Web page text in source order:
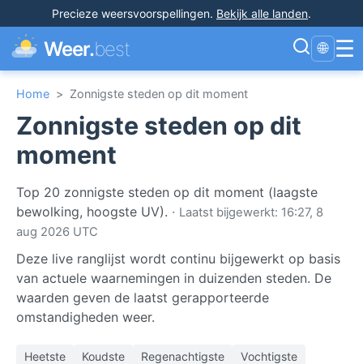
Precieze weersvoorspellingen. Bekijk alle landen.
Weer.best 🌐 ☰
Home > Zonnigste steden op dit moment
Zonnigste steden op dit
moment
Top 20 zonnigste steden op dit moment (laagste
bewolking, hoogste UV). · Laatst bijgewerkt: 16:27, 8
aug 2026 UTC
Deze live ranglijst wordt continu bijgewerkt op basis
van actuele waarnemingen in duizenden steden. De
waarden geven de laatst gerapporteerde
omstandigheden weer.
Heetste Koudste Regenachtigste
Vochtigste